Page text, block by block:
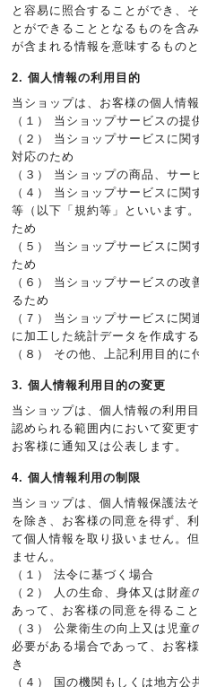
と容易に照合することができ、
とができることとなるものを含
が含まれる情報を意味するものと
2. 個人情報の利用目的
当ショップは、お客様の個人情
（１） 当ショップサービスの提
（２） 当ショップサービスに
対応のため
（３） 当ショップの商品、サー
（４） 当ショップサービスに
等（以下「規約等」といいます
ため
（５） 当ショップサービスに
ため
（６） 当ショップサービスの
るため
（７） 当ショップサービスに
に加工した統計データを作成す
（８） その他、上記利用目的に
3. 個人情報利用目的の変更
当ショップは、個人情報の利用
認められる範囲内において変更
お客様に通知又は公表します。
4. 個人情報利用の制限
当ショップは、個人情報保護法
を除き、お客様の同意を得ず、
て個人情報を取り扱いません。
ません。
（１） 法令に基づく場合
（２） 人の生命、身体又は財
あって、お客様の同意を得るこ
（３） 公衆衛生の向上又は児
必要がある場合であって、お客
き
（４） 国の機関もしくは地方